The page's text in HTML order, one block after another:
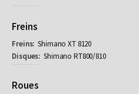
Freins
Shimano XT 8120
Shimano RT800/810
Roues